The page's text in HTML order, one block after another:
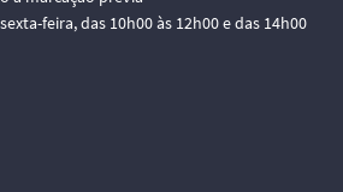
feira, das 10h00 às 12h00 e das 14h00